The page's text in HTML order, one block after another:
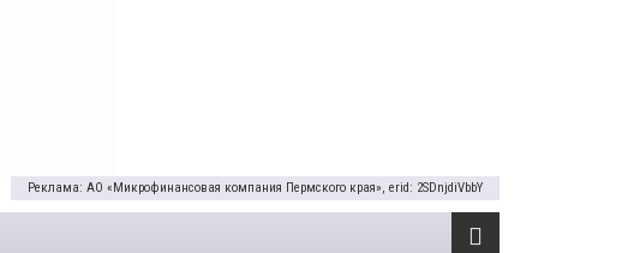
Реклама: АО «Микрофинансовая компания Пермского края», erid: 2SDnjdiVbbY